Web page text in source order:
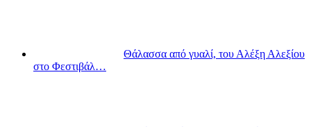
Θάλασσα από γυαλί, του Αλέξη Αλεξίου
στο Φεστιβάλ…